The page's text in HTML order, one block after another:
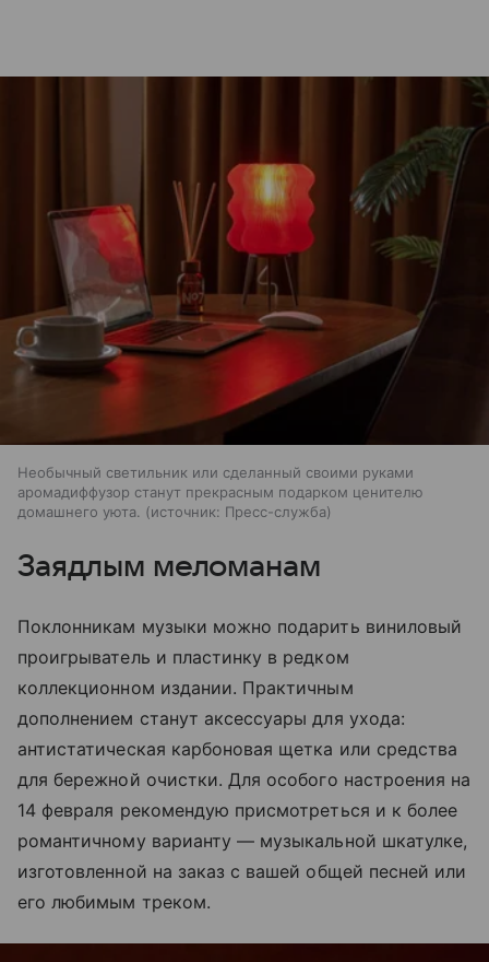
Необычный светильник или сделанный своими руками
аромадиффузор станут прекрасным подарком ценителю
домашнего уюта.
источник: Пресс-служба
Заядлым меломанам
Поклонникам музыки можно подарить виниловый
проигрыватель и пластинку в редком
коллекционном издании. Практичным
дополнением станут аксессуары для ухода:
антистатическая карбоновая щетка или средства
для бережной очистки. Для особого настроения на
14 февраля рекомендую присмотреться и к более
романтичному варианту — музыкальной шкатулке,
изготовленной на заказ с вашей общей песней или
его любимым треком.